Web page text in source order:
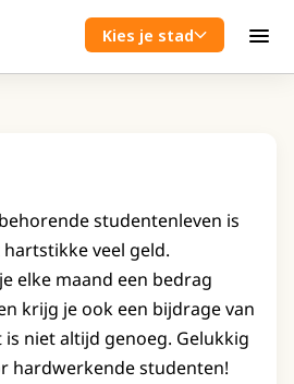
Kies je stad
studentenleven is
veel geld.
elke maand een bedrag
krijg je ook een bijdrage van
niet altijd genoeg. Gelukkig
hardwerkende studenten!